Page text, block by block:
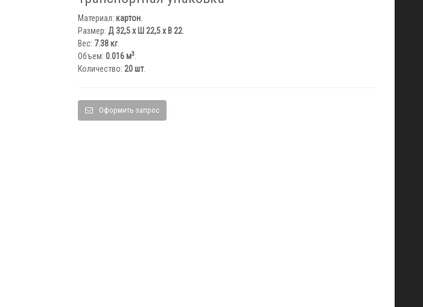
Материал: картон
Размер: Д 32,5 x Ш 22,5 x В 22.
Вес: 7.38 кг.
Объем: 0.016 м3
Количество: 20 шт.
Оформить запрос